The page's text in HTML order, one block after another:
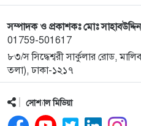
সম্পাদক ও প্রকাশকঃ মোঃ
01759-501617
৮৩/স সিদ্ধেশ্বরী সার্কুলার রোড,
তলা), ঢাকা-১২১৭
সোশ্যাল মিডিয়া